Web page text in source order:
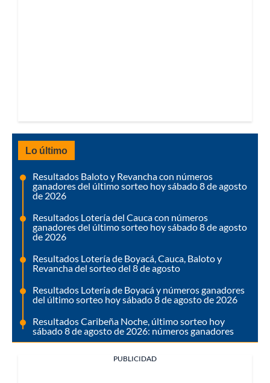
Lo último
Resultados Baloto y Revancha con números
ganadores del último sorteo hoy sábado 8 de agosto
de 2026
Resultados Lotería del Cauca con números
ganadores del último sorteo hoy sábado 8 de agosto
de 2026
Resultados Lotería de Boyacá, Cauca, Baloto y
Revancha del sorteo del 8 de agosto
Resultados Lotería de Boyacá y números ganadores
del último sorteo hoy sábado 8 de agosto de 2026
Resultados Caribeña Noche, último sorteo hoy
sábado 8 de agosto de 2026: números ganadores
PUBLICIDAD